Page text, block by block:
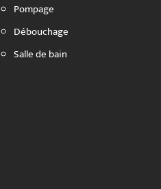
Pompage
Débouchage
Salle de bain